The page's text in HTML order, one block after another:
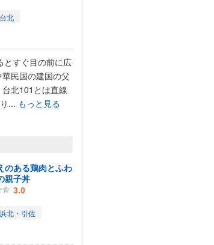
台北
とすぐ目の前に広
民国の建国の父
北101とは直線
... もっと見る
のある鶏肉とふわ
親子丼
3.0
浜北・引佐